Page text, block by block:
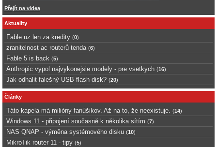
Přejít na videa
Aktuality
Fable uz len za kredity (0)
zranitelnost ac routerů tenda (6)
Fable 5 is back (5)
Anthropic vypol najvykonejsie modely - pre vsetkych (16)
Jak odhalit falešný USB flash disk? (20)
Články
Táto kapela má milióny fanúšikov. Až na to, že neexistuje. (14)
Windows 11 - připojení současně k několika sítím (7)
NAS QNAP - výměna systémového disku (10)
MikroTik router 11 - tipy (5)